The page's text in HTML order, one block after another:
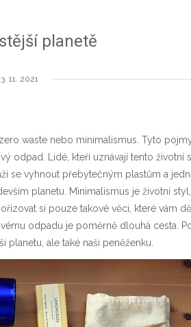
planetě
3. 11. 2021
waste nebo minimalismus. Tyto
odpad. Lidé, kteří uznávají tento životní
se vyhnout přebytečným plastům a
planetu. Minimalismus je životní
si pouze takové věci, které vám
odpadu je poměrně dlouhá cesta.
planetu, ale také naši peněženku.